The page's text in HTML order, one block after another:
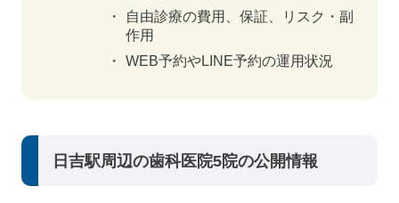
自由診療の費用、保証、リスク・副
作用
WEB予約やLINE予約の運用状況
日吉駅周辺の歯科医院5院の公開情報